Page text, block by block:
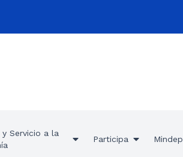
Servicio a la
Participa